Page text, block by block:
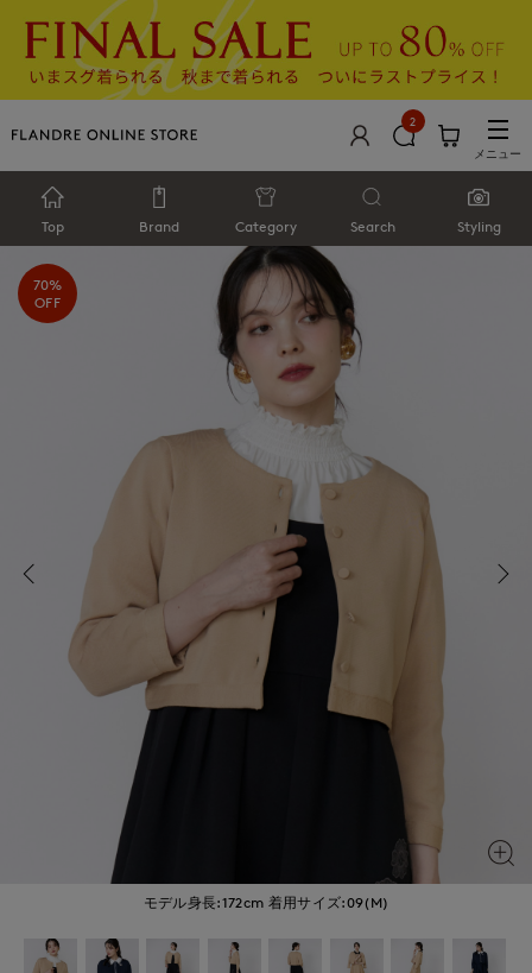
2
メニュー
Top Brand Category Search Styling
モデル身長:172cm 着用サイズ:09(M)
70%
OFF